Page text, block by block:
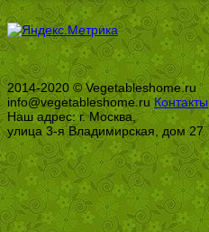
2014-2020 © Vegetableshome.ru
info@vegetableshome.ru Контакты
Наш адрес: г. Москва,
улица 3-я Владимирская, дом 27